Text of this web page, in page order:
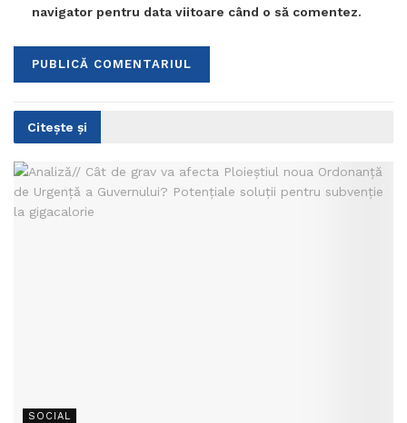
navigator pentru data viitoare când o să comentez.
Citește și
SOCIAL